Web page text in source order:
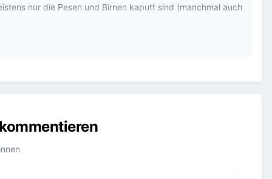
nur die Pesen und Birnen kaputt sind (manchmal auch